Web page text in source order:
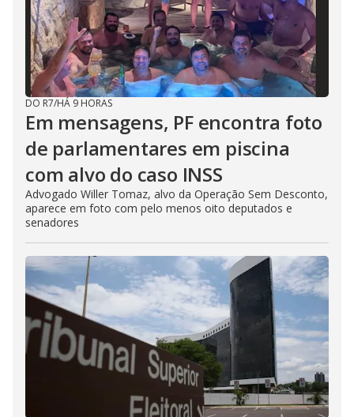
DO R7/HÁ 9 HORAS
Em mensagens, PF encontra foto
de parlamentares em piscina
com alvo do caso INSS
Advogado Willer Tomaz, alvo da Operação Sem Desconto,
aparece em foto com pelo menos oito deputados e
senadores